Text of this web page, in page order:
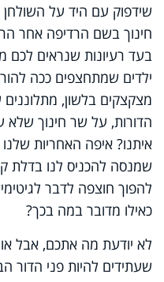
שידפוק עם היד על
חינוך בשם הרדיפה אחר
בעד רעיונות שנראים לכם
ילדים שמתחצפים ככה
מצקצקים בלשון,
הדורות, על שר חינוך שלא
איתנו? איפה האחריות
שמנסה להכניס לנו בדלת
להפוך חוצפה לדבר
כאילו מדובר במה בכך?
לא יודעת מה אתכם, אבל
שעתידים להיות פני הדור